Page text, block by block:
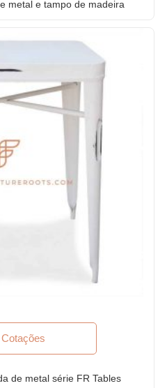
metal e tampo de madeira
de metal série FR Tables